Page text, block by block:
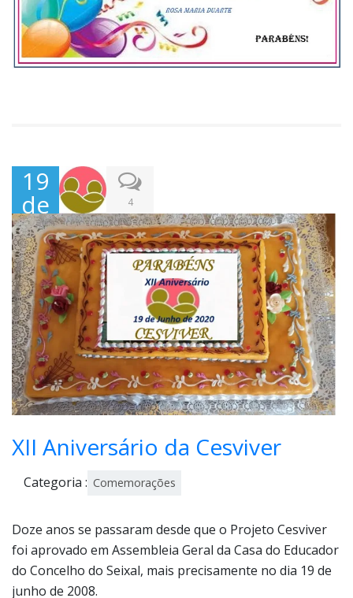
19
de
Jun
ho,
202
0
4
XII Aniversário da Cesviver
Categoria : Comemorações
Doze anos se passaram desde que o Projeto Cesviver
foi aprovado em Assembleia Geral da Casa do Educador
do Concelho do Seixal, mais precisamente no dia 19 de
junho de 2008.